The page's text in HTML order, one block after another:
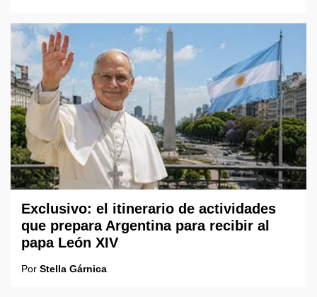
Exclusivo: el itinerario de actividades
que prepara Argentina para recibir al
papa León XIV
Por Stella Gárnica